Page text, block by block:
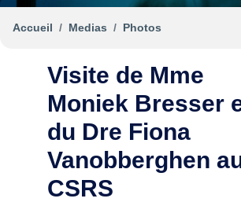
Accueil Medias Photos
Visite de Mme
Moniek Bresser
du Dre Fiona
Vanobberghen
CSRS